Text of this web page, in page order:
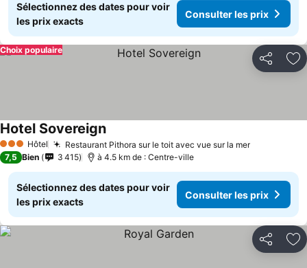
Sélectionnez des dates pour voir
les prix exacts
Consulter les prix
Partager
Choix populaire
3 ÉtoilesHôtel Restaurant Pithora sur le toit avec vue sur la mer
Hotel Sovereign
7,5 Bien 3 415 à 4.5 km de : Centre-ville
Sélectionnez des dates pour voir
les prix exacts
Consulter les prix
Partager